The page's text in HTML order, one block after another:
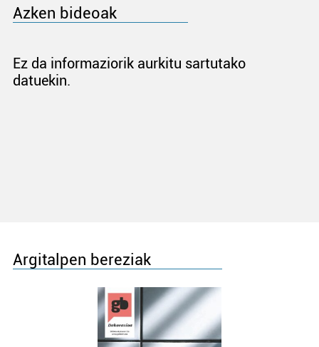
Azken bideoak
Ez da informaziorik aurkitu sartutako
datuekin.
Argitalpen bereziak